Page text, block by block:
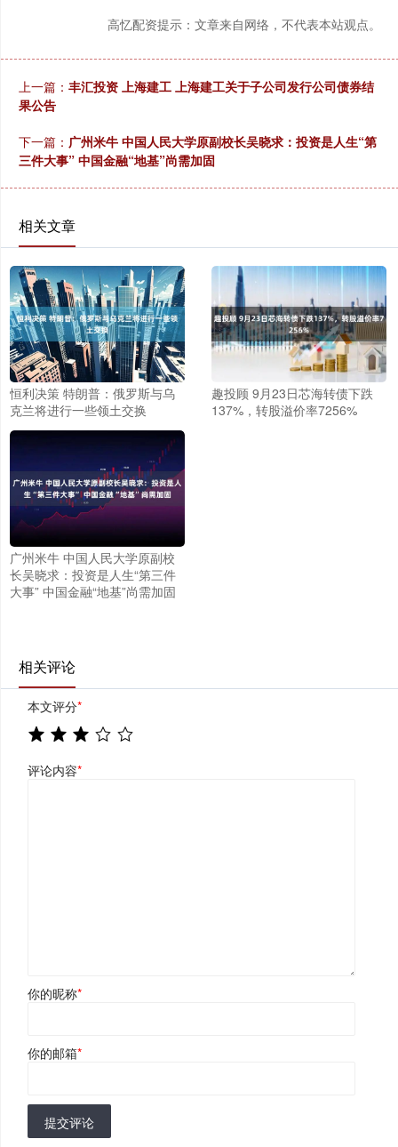
高忆配资提示：文章来自网络，不代表本站观点。
上一篇： 丰汇投资 上海建工 上海建工关于子公司发行公司债券结
果公告
下一篇： 广州米牛 中国人民大学原副校长吴晓求：投资是人生“第
三件大事” 中国金融“地基”尚需加固
相关文章
恒利决策 特朗普：俄罗斯与乌
克兰将进行一些领土交换
趣投顾 9月23日芯海转债下跌
137%，转股溢价率7256%
广州米牛 中国人民大学原副校
长吴晓求：投资是人生“第三件
大事” 中国金融“地基”尚需加固
相关评论
本文评分*
评论内容*
你的昵称*
你的邮箱*
提交评论